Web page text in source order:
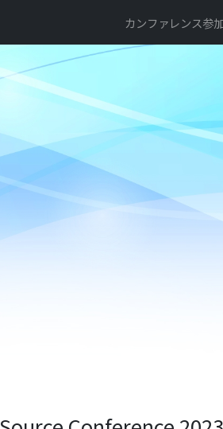
カンファレンス参